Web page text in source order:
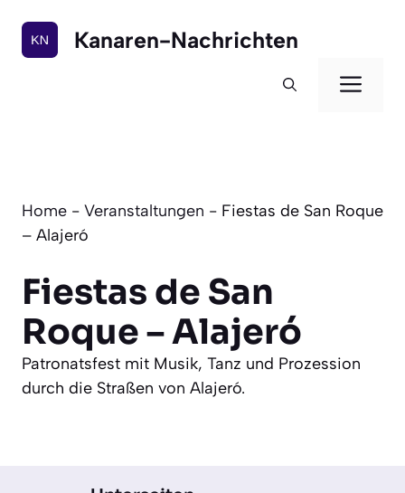
Inhalt
springen
Kanaren-Nachrichten
Home - Veranstaltungen - Fiestas de San Roque
– Alajeró
Fiestas de San
Roque – Alajeró
Patronatsfest mit Musik, Tanz und Prozession
durch die Straßen von Alajeró.